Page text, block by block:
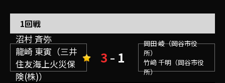
1回戦
沼村 斉弥
龍崎 東寅（三井
住友海上火災保
険(株)）
3 – 1
岡田 崚（岡谷市役
所）
竹﨑 千明（岡谷市役
所）